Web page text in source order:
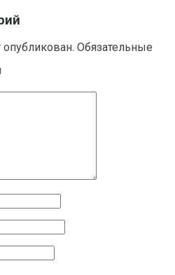
Обязательные